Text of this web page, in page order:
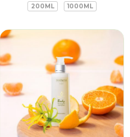
200ML 1000ML